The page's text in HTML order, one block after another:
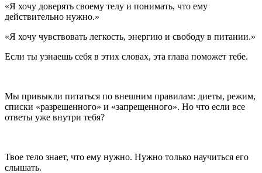
«Я хочу доверять своему телу и понимать, что ему
действительно нужно.»
«Я хочу чувствовать легкость, энергию и свободу в питании.»
Если ты узнаешь себя в этих словах, эта глава поможет тебе.
Мы привыкли питаться по внешним правилам: диеты, режим,
списки «разрешенного» и «запрещенного». Но что если все
ответы уже внутри тебя?
Твое тело знает, что ему нужно. Нужно только научиться его
слышать.